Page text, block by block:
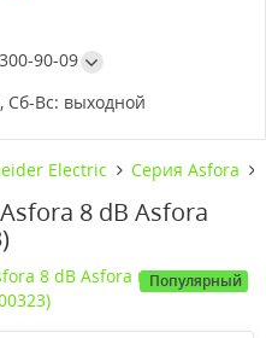
90-09
Сб-Вс: выходной
Electric Серия Asfora
8 dB Asfora
Популярный